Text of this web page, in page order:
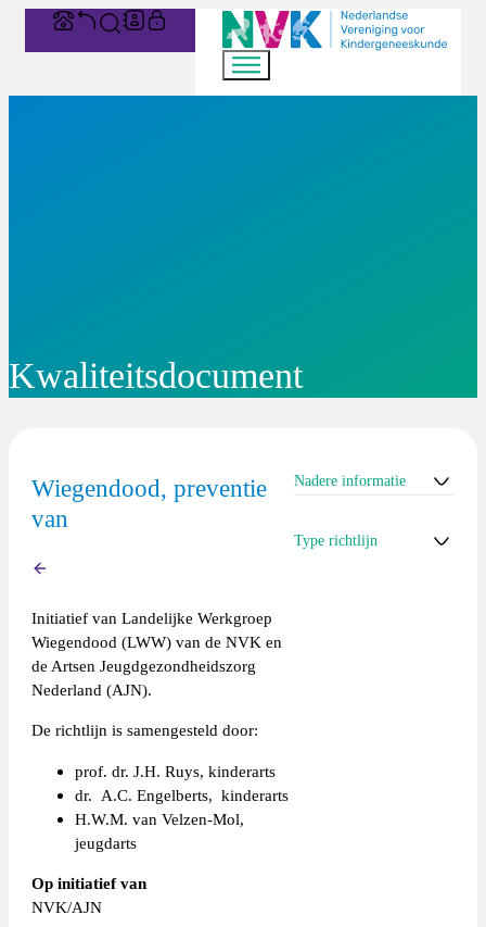
Kwaliteitsdocument
Wiegendood, preventie
van
Initiatief van Landelijke Werkgroep
Wiegendood (LWW) van de NVK en
de Artsen Jeugdgezondheidszorg
Nederland (AJN).
De richtlijn is samengesteld door:
prof. dr. J.H. Ruys, kinderarts
dr. A.C. Engelberts, kinderarts
H.W.M. van Velzen-Mol,
jeugdarts
Op initiatief van
NVK/AJN
Nadere informatie
>> Zie
Type richtlijn